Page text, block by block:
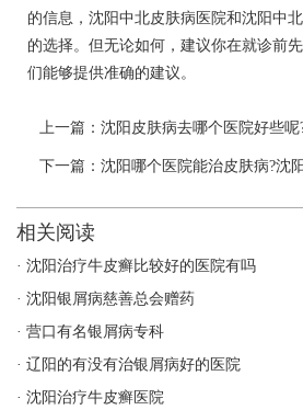
的信息，沈阳中北皮肤病医院和沈阳中
的选择。但无论如何，建议你在就诊前
们能够提供准确的建议。
上一篇：
下一篇：
相关阅读
· 沈阳治疗牛皮癣比较好的医院有吗
· 沈阳银屑病慈善总会赠药
· 营口有名银屑病专科
· 辽阳的有没有治银屑病好的医院
· 沈阳治疗牛皮癣医院